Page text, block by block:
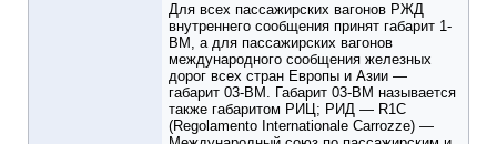
Для всех пассажирских вагонов РЖД
внутреннего сообщения принят габарит 1-
ВМ, а для пассажирских вагонов
международного сообщения железных
дорог всех стран Европы и Азии —
габарит 03-ВМ. Габарит 03-ВМ называется
также габаритом РИЦ; РИД — R1C
(Regolamento Internationale Carrozze) —